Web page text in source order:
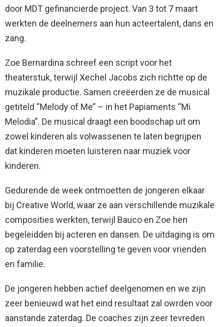
door MDT gefinancierde project. Van 3 tot 7 maart
werkten de deelnemers aan hun acteertalent, dans en
zang.
Zoe Bernardina schreef een script voor het
theaterstuk, terwijl Xechel Jacobs zich richtte op de
muzikale productie. Samen creëerden ze de musical
getiteld “Melody of Me” – in het Papiaments “Mi
Melodia”. De musical draagt een boodschap uit om
zowel kinderen als volwassenen te laten begrijpen
dat kinderen moeten luisteren naar muziek voor
kinderen.
Gedurende de week ontmoetten de jongeren elkaar
bij Creative World, waar ze aan verschillende muzikale
composities werkten, terwijl Bauco en Zoe hen
begeleidden bij acteren en dansen. De uitdaging is om
op zaterdag een voorstelling te geven voor vrienden
en familie.
De jongeren hebben actief deelgenomen en we zijn
zeer benieuwd wat het eind resultaat zal owrden voor
aanstande zaterdag. De coaches zijn zeer tevreden